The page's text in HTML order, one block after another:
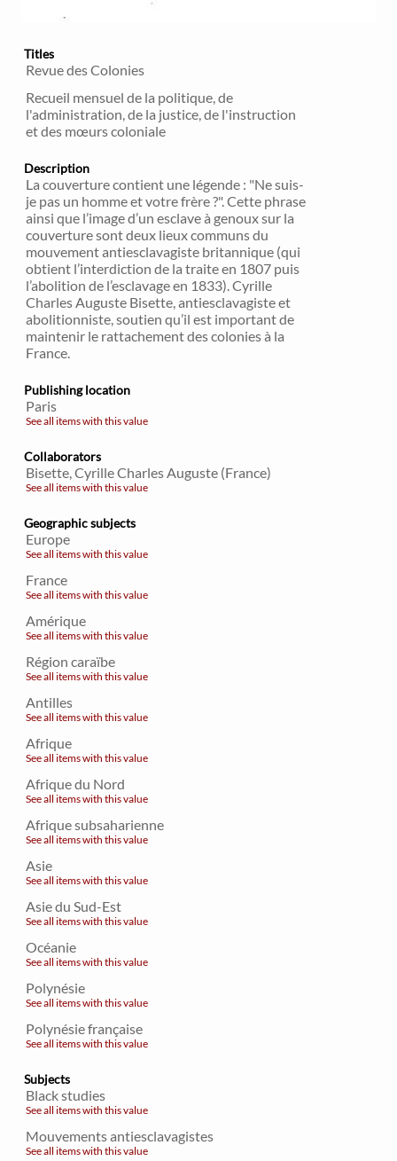
Titles
Revue des Colonies
Recueil mensuel de la politique, de
l'administration, de la justice, de l'instruction
et des mœurs coloniale
Description
La couverture contient une légende : "Ne suis-
je pas un homme et votre frère ?". Cette phrase
ainsi que l’image d’un esclave à genoux sur la
couverture sont deux lieux communs du
mouvement antiesclavagiste britannique (qui
obtient l’interdiction de la traite en 1807 puis
l’abolition de l’esclavage en 1833). Cyrille
Charles Auguste Bisette, antiesclavagiste et
abolitionniste, soutien qu’il est important de
maintenir le rattachement des colonies à la
France.
Publishing location
Paris
See all items with this value
Collaborators
Bisette, Cyrille Charles Auguste (France)
See all items with this value
Geographic subjects
Europe
See all items with this value
France
See all items with this value
Amérique
See all items with this value
Région caraïbe
See all items with this value
Antilles
See all items with this value
Afrique
See all items with this value
Afrique du Nord
See all items with this value
Afrique subsaharienne
See all items with this value
Asie
See all items with this value
Asie du Sud-Est
See all items with this value
Océanie
See all items with this value
Polynésie
See all items with this value
Polynésie française
See all items with this value
Subjects
Black studies
See all items with this value
Mouvements antiesclavagistes
See all items with this value